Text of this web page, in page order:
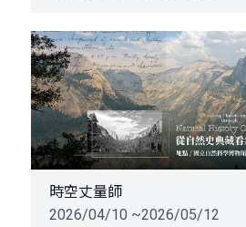
時空丈量師
2026/04/10 ~2026/05/12